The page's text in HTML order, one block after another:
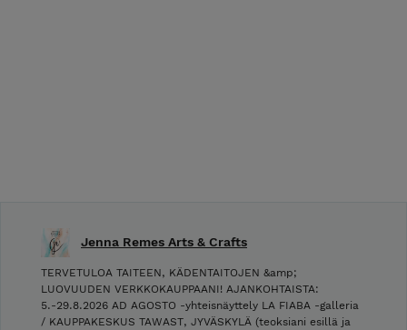
Jenna Remes Arts & Crafts
TERVETULOA TAITEEN, KÄDENTAITOJEN &amp;
LUOVUUDEN VERKKOKAUPPAANI! AJANKOHTAISTA:
5.-29.8.2026 AD AGOSTO -yhteisnäyttely LA FIABA -galleria
/ KAUPPAKESKUS TAWAST, JYVÄSKYLÄ (teoksiani esillä ja